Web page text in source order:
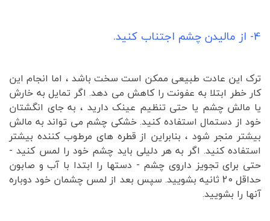
4- از مالیدن چشم اجتناب کنید.
ترک این عادت طبیعی ممکن است سخت باشد ، اما انجام این
کار خطر ابتلا به عفونت را کاهش می دهد. اگر تمایل به خارش
یا مالش چشم یا حتی تنظیم عینک دارید ، به جای انگشتان
خود از دستمال استفاده کنید. خشکی چشم می تواند به مالش
بیشتر منجر شود ، بنابراین از قطره های مرطوب کننده بیشتر
استفاده کنید. اگر به هر دلیلی باید چشم خود را لمس کنید -
حتی برای تجویز داروی چشم - دستها را ابتدا با آب و صابون
حداقل 20 ثانیه بشویید. سپس بعد از لمس چشمان خود دوباره
آنها را بشویید.